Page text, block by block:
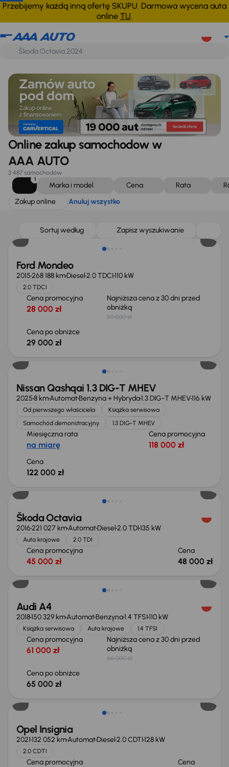
Przebijemy każdą inną ofertę SKUPU. Darmowa wycena auta
online TU.
Zakup online Anuluj wszystko
Online zakup samochodow w
AAA AUTO
3 487 samochodów
1
Marka i model Cena Rata
Zakup online
Anuluj wszystko
Sortuj według Zapisz wyszukiwanie
Taniej o 1 000 zł
Ford Mondeo
2015268 188 kmDiesel2.0 TDCI110 kW
2.0 TDCI
Cena promocyjna
28 000 zł
Najniższa cena z 30 dni przed
obniżką
30 000 zł
Cena po obniżce
29 000 zł
Nissan Qashqai 1.3 DIG-T MHEV
20258 kmAutomatBenzyna + Hybryda1.3 DIG-T MHEV116 kW
Od pierwszego właściciela
Książka serwisowa
Samochód demonstracyjny
1.3 DIG-T MHEV
Miesięczna rata
na miarę
Cena promocyjna
118 000 zł
Cena
122 000 zł
Škoda Octavia
2016221 027 kmAutomatDiesel2.0 TDI135 kW
Auta krajowe 2.0 TDI
Cena promocyjna
45 000 zł
Cena
48 000 zł
Taniej o 1 000 zł
Audi A4
2018150 329 kmAutomatBenzyna1.4 TFSI110 kW
Książka serwisowa Auta krajowe 1.4 TFSI
Cena promocyjna
61 000 zł
Najniższa cena z 30 dni przed
obniżką
66 000 zł
Cena po obniżce
65 000 zł
Opel Insignia
2021132 052 kmAutomatDiesel2.0 CDTI128 kW
2.0 CDTI
Cena promocyjna Cena